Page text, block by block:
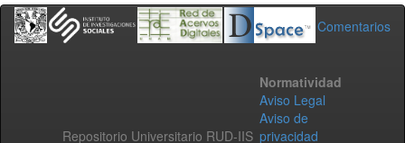
Comentarios
Repositorio Universitario RUD-IIS
Normatividad
Aviso Legal
Aviso de
privacidad